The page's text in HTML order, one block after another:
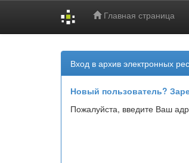
Главная страница
Вход в архив электронных
Новый пользователь?
Пожалуйста, введите Ваш